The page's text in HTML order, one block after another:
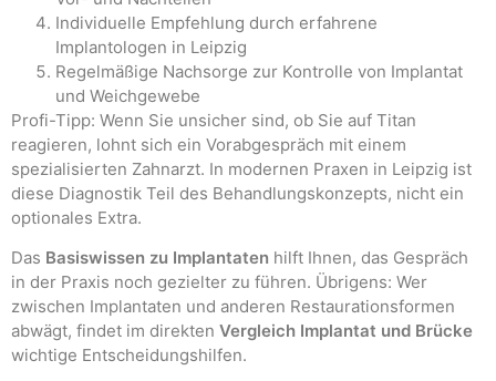
Individuelle Empfehlung durch erfahrene
Implantologen in Leipzig
Regelmäßige Nachsorge zur Kontrolle von Implantat
und Weichgewebe
Profi-Tipp: Wenn Sie unsicher sind, ob Sie auf Titan
reagieren, lohnt sich ein Vorabgespräch mit einem
spezialisierten Zahnarzt. In modernen Praxen in Leipzig ist
diese Diagnostik Teil des Behandlungskonzepts, nicht ein
optionales Extra.
Das Basiswissen zu Implantaten hilft Ihnen, das Gespräch
in der Praxis noch gezielter zu führen. Übrigens: Wer
zwischen Implantaten und anderen Restaurationsformen
abwägt, findet im direkten Vergleich Implantat und Brücke
wichtige Entscheidungshilfen.